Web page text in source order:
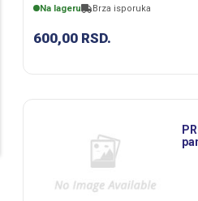
Na lageru Brza isporuka
600,00 RSD.